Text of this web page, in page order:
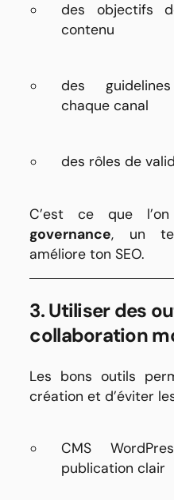
des objectifs
contenu
des
chaque canal
des rôles de
C’est ce que
governance, un
améliore ton SEO.
3. Utiliser des
collaboration
Les bons outils
création et d’éviter
CMS
publication clair